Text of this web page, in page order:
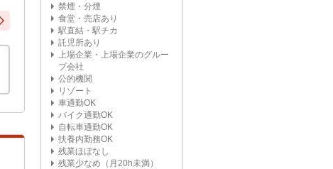
禁煙・分煙
食堂・売店あり
駅直結・駅チカ
託児所あり
上場企業・上場企業のグルー
プ会社
公的機関
リゾート
車通勤OK
バイク通勤OK
自転車通勤OK
扶養内勤務OK
残業ほぼなし
残業少なめ（月20h未満）